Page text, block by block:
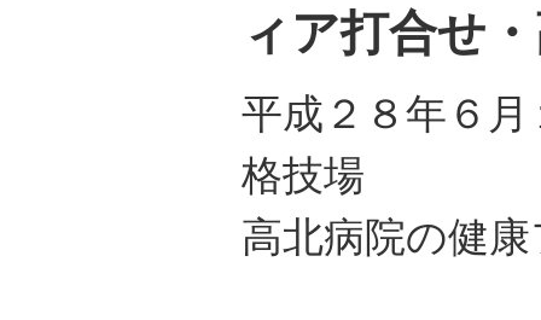
ィア打合せ
平成２８年６
格技場
高北病院の健